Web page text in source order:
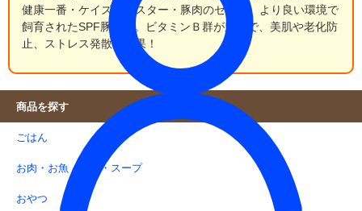
健康一番・ケイズマイスター・豚肉のセット。より良い環境で
飼育されたSPF豚使用。ビタミンＢ群が豊富で、美肌や老化防
止、ストレス発散に効果！
商品を探す
ごはん
お肉・お魚・野菜・スープ
おやつ